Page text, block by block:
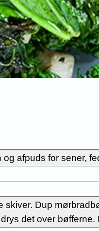
afpuds for sener,
Dup
det over